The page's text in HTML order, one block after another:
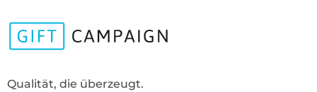
Qualität, die überzeugt.